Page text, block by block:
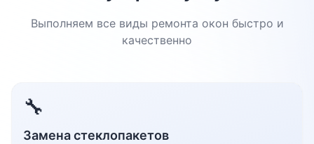
Выполняем все виды ремонта окон быстро и
качественно
🔧
Замена стеклопакетов